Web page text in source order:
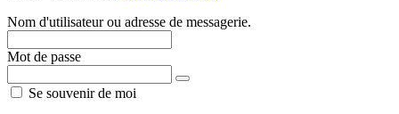
Nom d'utilisateur ou adresse de messagerie.
Mot de passe
Se souvenir de moi